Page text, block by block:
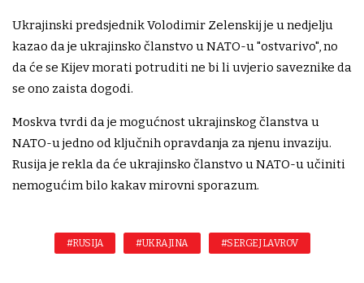
Ukrajinski predsjednik Volodimir Zelenskij je u nedjelju
kazao da je ukrajinsko članstvo u NATO-u "ostvarivo", no
da će se Kijev morati potruditi ne bi li uvjerio saveznike da
se ono zaista dogodi.
Moskva tvrdi da je mogućnost ukrajinskog članstva u
NATO-u jedno od ključnih opravdanja za njenu invaziju.
Rusija je rekla da će ukrajinsko članstvo u NATO-u učiniti
nemogućim bilo kakav mirovni sporazum.
#RUSIJA #UKRAJINA #SERGEJ LAVROV